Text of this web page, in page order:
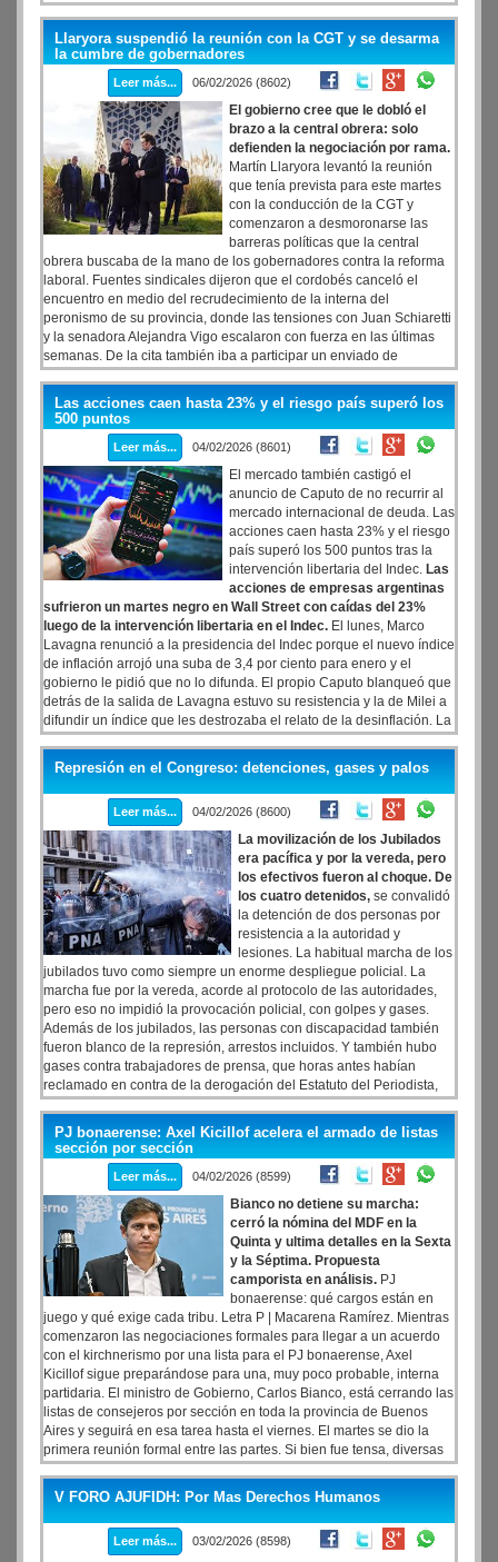
secretario adjunto Moyano, el secretario gremial Marcelo Aparicio y
delegados del sector.
Llaryora suspendió la reunión con la CGT y se desarma
la cumbre de gobernadores
Leer más... 06/02/2026 (8602)
El gobierno cree que le dobló el
brazo a la central obrera: solo
defienden la negociación por rama.
Martín Llaryora levantó la reunión
que tenía prevista para este martes
con la conducción de la CGT y
comenzaron a desmoronarse las
barreras políticas que la central
obrera buscaba de la mano de los gobernadores contra la reforma
laboral. Fuentes sindicales dijeron que el cordobés canceló el
encuentro en medio del recrudecimiento de la interna del
peronismo de su provincia, donde las tensiones con Juan Schiaretti
y la senadora Alejandra Vigo escalaron con fuerza en las últimas
semanas. De la cita también iba a participar un enviado de
Maximiliano Pullaro, sumando bronca a los gremialistas. Desde el
gobierno de Córdoba dijeron que no estaba en agenda tal reunión,
pero hay gremialistas en Córdoba que sostienen que sí. La reunión
era a las 16, estaba agendada y todo, contestaron a LPO desde el
triunvirato de la central obrera. El encargado de expresar la furia de
la CGT fue Pablo Moyano, en una entrevista concedida a Radio
Gráfica.
Las acciones caen hasta 23% y el riesgo país superó los
500 puntos
Leer más... 04/02/2026 (8601)
El mercado también castigó el
anuncio de Caputo de no recurrir al
mercado internacional de deuda. Las
acciones caen hasta 23% y el riesgo
país superó los 500 puntos tras la
intervención libertaria del Indec. Las
acciones de empresas argentinas
sufrieron un martes negro en Wall Street con caídas del 23%
luego de la intervención libertaria en el Indec. El lunes, Marco
Lavagna renunció a la presidencia del Indec porque el nuevo índice
de inflación arrojó una suba de 3,4 por ciento para enero y el
gobierno le pidió que no lo difunda. El propio Caputo blanqueó que
detrás de la salida de Lavagna estuvo su resistencia y la de Milei a
difundir un índice que les destrozaba el relato de la desinflación. La
respuesta del mercado no se hizo esperar.
Represión en el Congreso: detenciones, gases y palos
Leer más... 04/02/2026 (8600)
La movilización de los Jubilados
era pacífica y por la vereda, pero
los efectivos fueron al choque. De
los cuatro detenidos, se convalidó
la detención de dos personas por
resistencia a la autoridad y
lesiones. La habitual marcha de los
jubilados tuvo como siempre un enorme despliegue policial. La
marcha fue por la vereda, acorde al protocolo de las autoridades,
pero eso no impidió la provocación policial, con golpes y gases.
Además de los jubilados, las personas con discapacidad también
fueron blanco de la represión, arrestos incluidos. Y también hubo
gases contra trabajadores de prensa, que horas antes habían
reclamado en contra de la derogación del Estatuto del Periodista,
que está incluido en la reforma laboral. Efectivos de Gendarmería
se sumaron desde la avenida Entre Ríos a la Policía, lo que deriva
una proporción enorme de uniformados por cada manifestante.
PJ bonaerense: Axel Kicillof acelera el armado de listas
sección por sección
Leer más... 04/02/2026 (8599)
Bianco no detiene su marcha:
cerró la nómina del MDF en la
Quinta y ultima detalles en la Sexta
y la Séptima. Propuesta
camporista en análisis. PJ
bonaerense: qué cargos están en
juego y qué exige cada tribu. Letra P | Macarena Ramírez. Mientras
comenzaron las negociaciones formales para llegar a un acuerdo
con el kirchnerismo por una lista para el PJ bonaerense, Axel
Kicillof sigue preparándose para una, muy poco probable, interna
partidaria. El ministro de Gobierno, Carlos Bianco, está cerrando las
listas de consejeros por sección en toda la provincia de Buenos
Aires y seguirá en esa tarea hasta el viernes. El martes se dio la
primera reunión formal entre las partes. Si bien fue tensa, diversas
fuentes aseguraron que se avanzó y que se seguirá charlando en
los próximos días. Aunque todo parece indicar que el gobernador
quedará al frente del partido, desde su entorno insisten en que eso
todavía no está cerrado.
V FORO AJUFIDH: Por Mas Derechos Humanos
Leer más... 03/02/2026 (8598)